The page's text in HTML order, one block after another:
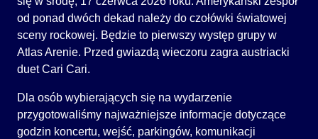
od ponad dwóch dekad należy do czołówki światowej
sceny rockowej. Będzie to pierwszy występ grupy w
Atlas Arenie. Przed gwiazdą wieczoru zagra austriacki
duet Cari Cari.
Dla osób wybierających się na wydarzenie
przygotowaliśmy najważniejsze informacje dotyczące
godzin koncertu, wejść, parkingów, komunikacji